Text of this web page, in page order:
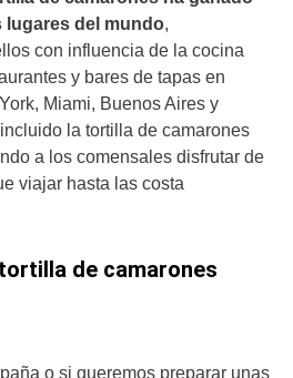
lugares del mundo,
con influencia de la cocina
y bares de tapas en
Miami, Buenos Aires y
la tortilla de camarones
a los comensales disfrutar de
viajar hasta las costa
de camarones
o si queremos preparar unas